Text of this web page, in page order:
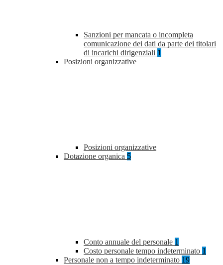
Sanzioni per mancata o incompleta
comunicazione dei dati da parte dei titolari
di incarichi dirigenziali 1
Posizioni organizzative
Posizioni organizzative
Dotazione organica 5
Conto annuale del personale 1
Costo personale tempo indeterminato 1
Personale non a tempo indeterminato 19